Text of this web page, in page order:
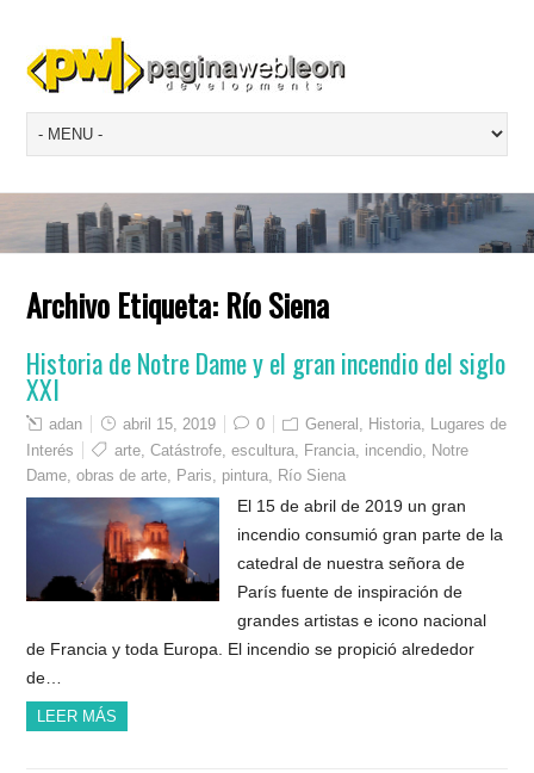
Archivo Etiqueta: Río Siena
Historia de Notre Dame y el gran incendio del siglo
XXI
adan abril 15, 2019 0 General Historia
Lugares de
Interés
arte ,Catástrofe ,escultura Francia incendio
Notre
Dame ,obras de arte Paris pintura Río Siena
El 15 de abril de 2019 un gran
incendio consumió gran parte de la
catedral de nuestra señora de
París fuente de inspiración de
grandes artistas e icono nacional
de Francia y toda Europa. El incendio se propició alrededor
de…
LEER MÁS